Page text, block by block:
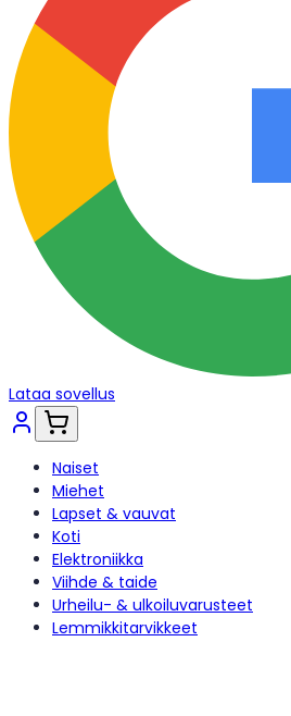
Lataa sovellus
Naiset
Miehet
Lapset & vauvat
Koti
Elektroniikka
Viihde & taide
Urheilu- & ulkoiluvarusteet
Lemmikkitarvikkeet